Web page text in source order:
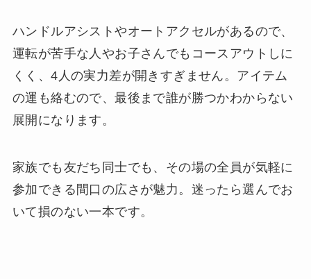
ハンドルアシストやオートアクセルがあるので、
運転が苦手な人やお子さんでもコースアウトしに
くく、4人の実力差が開きすぎません。アイテム
の運も絡むので、最後まで誰が勝つかわからない
展開になります。
家族でも友だち同士でも、その場の全員が気軽に
参加できる間口の広さが魅力。迷ったら選んでお
いて損のない一本です。